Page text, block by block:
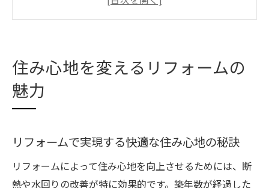
リフォームで長く快適に暮らすための工夫
リフォームで実感する断熱性能向上のポイ
ント
住み心地を変えるリフォームの
魅力
リフォームで実現する快適な住み心地の秘訣
リフォームによって住み心地を向上させるためには、断
熱や水回りの改善が特に効果的です。築年数が経過した